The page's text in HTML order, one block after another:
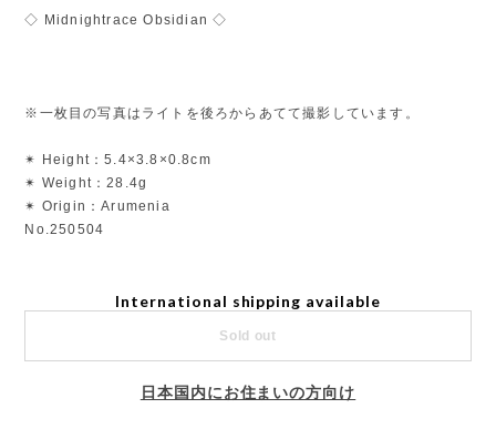
◇ Midnightrace Obsidian ◇
※一枚目の写真はライトを後ろからあてて撮影しています。
✴︎ Height：5.4×3.8×0.8cm
✴︎ Weight：28.4g
✴︎ Origin：Arumenia
No.250504
International shipping available
Sold out
日本国内にお住まいの方向け